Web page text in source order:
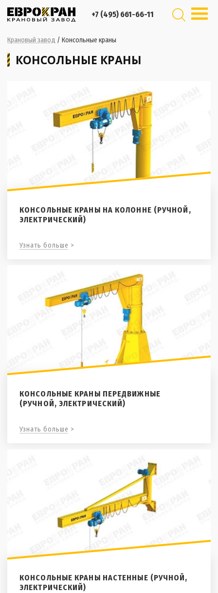
+7 (495) 661-66-11
Крановый завод / Консольные краны
КОНСОЛЬНЫЕ КРАНЫ
КОНСОЛЬНЫЕ КРАНЫ НА КОЛОННЕ (РУЧНОЙ,
ЭЛЕКТРИЧЕСКИЙ)
Узнать больше >
КОНСОЛЬНЫЕ КРАНЫ ПЕРЕДВИЖНЫЕ
(РУЧНОЙ, ЭЛЕКТРИЧЕСКИЙ)
Узнать больше >
КОНСОЛЬНЫЕ КРАНЫ НАСТЕННЫЕ (РУЧНОЙ,
ЭЛЕКТРИЧЕСКИЙ)